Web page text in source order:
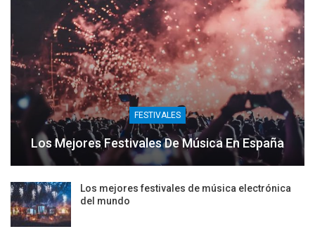
FESTIVALES
Los Mejores Festivales De Música En España
Los mejores festivales de música electrónica
del mundo